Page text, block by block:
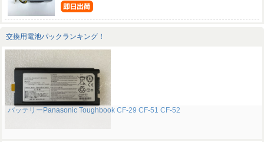
交換用電池パックランキング！
バッテリーPanasonic Toughbook CF-29 CF-51 CF-52